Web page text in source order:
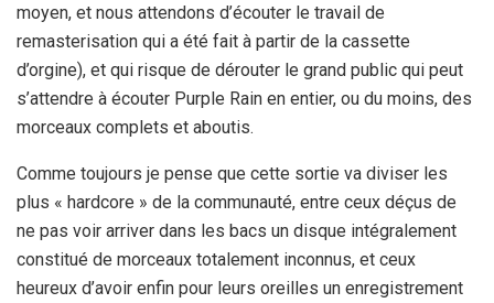
moyen, et nous attendons d’écouter le travail de
remasterisation qui a été fait à partir de la cassette
d’orgine), et qui risque de dérouter le grand public qui peut
s’attendre à écouter Purple Rain en entier, ou du moins, des
morceaux complets et aboutis.
Comme toujours je pense que cette sortie va diviser les
plus « hardcore » de la communauté, entre ceux déçus de
ne pas voir arriver dans les bacs un disque intégralement
constitué de morceaux totalement inconnus, et ceux
heureux d’avoir enfin pour leurs oreilles un enregistrement